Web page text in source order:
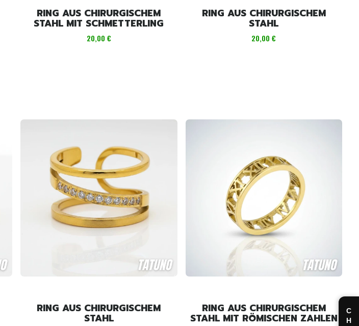
RING AUS CHIRURGISCHEM
STAHL MIT SCHMETTERLING
Preis
20,00 €
RING AUS CHIRURGISCHEM
STAHL
Preis
20,00 €
RING AUS CHIRURGISCHEM
STAHL
RING AUS CHIRURGISCHEM
STAHL MIT RÖMISCHEN ZAHLEN